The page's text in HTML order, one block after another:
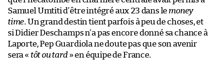
Samuel Umtiti d’être intégré aux 23 dans le money
time. Un grand destin tient parfois à peu de choses, et
si Didier Deschamps n’a pas encore donné sa chance à
Laporte, Pep Guardiola ne doute pas que son avenir
sera « tôt ou tard» en équipe de France.